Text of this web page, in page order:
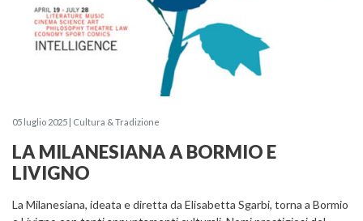
05 luglio 2025 | Cultura & Tradizione
LA MILANESIANA A BORMIO E
LIVIGNO
La Milanesiana, ideata e diretta da Elisabetta Sgarbi, torna a Bormio